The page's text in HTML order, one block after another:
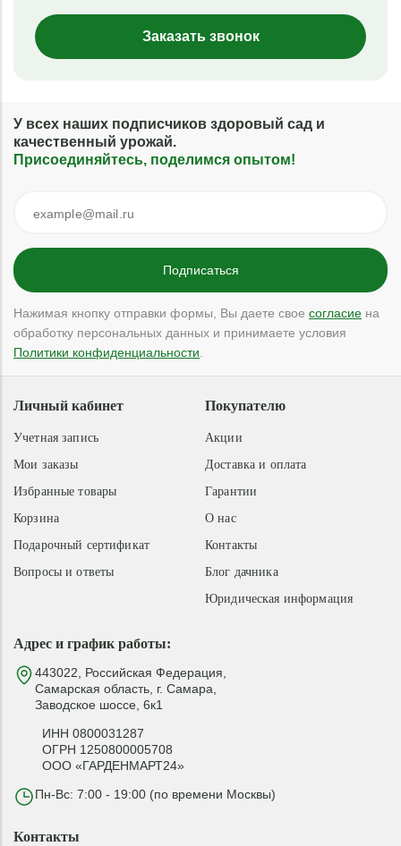
Заказать звонок
У всех наших подписчиков здоровый сад и
качественный урожай.
Присоединяйтесь, поделимся опытом!
Нажимая кнопку отправки формы, Вы даете свое согласие на
обработку персональных данных и принимаете условия
Политики конфиденциальности
Адрес и график работы:
443022, Российская Федерация,
Самарская область, г. Самара,
Заводское шоссе, 6к1
ИНН 0800031287
ОГРН 1250800005708
ООО «ГАРДЕНМАРТ24»
Пн-Вс: 7:00 - 19:00 (по времени Москвы)
Покупателю
Акции
Доставка и оплата
Гарантии
О нас
Контакты
Блог дачника
Юридическая информация
Личный кабинет
Учетная запись
Мои заказы
Избранные товары
Корзина
Подарочный сертификат
Вопросы и ответы
Контакты